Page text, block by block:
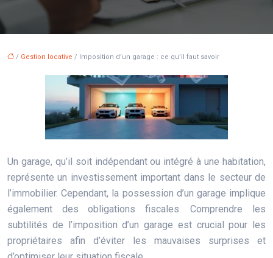
/ Gestion locative / Imposition d’un garage : ce qu’il faut savoir
Un garage, qu’il soit indépendant ou intégré à une habitation,
représente un investissement important dans le secteur de
l’immobilier. Cependant, la possession d’un garage implique
également des obligations fiscales. Comprendre les
subtilités de l’imposition d’un garage est crucial pour les
propriétaires afin d’éviter les mauvaises surprises et